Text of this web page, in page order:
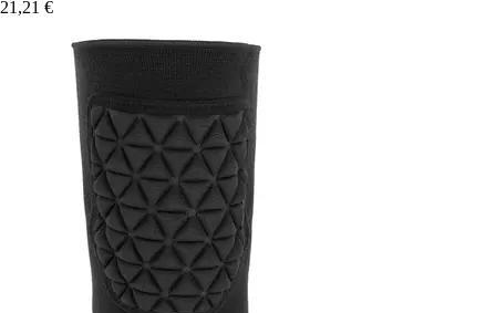
21,21 €